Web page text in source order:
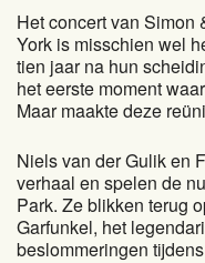
Het concert van Simon
York is misschien wel
tien jaar na hun
het eerste moment
Maar maakte deze
Niels van der Gulik en
verhaal en spelen de
Park. Ze blikken terug
Garfunkel, het
beslommeringen